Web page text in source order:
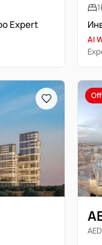
Expert
1
Al